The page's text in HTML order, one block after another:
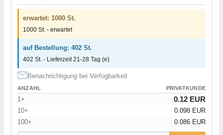
erwartet: 1000 St.
1000 St. - erwartet
auf Bestellung: 402 St.
402 St. - Lieferzeit 21-28 Tag (e)
Benachrichtigung bei Verfügbarkeit
ANZAHL PRIVATKUNDE
1+ 0.12 EUR
10+
0.098 EUR
100+
0.086 EUR